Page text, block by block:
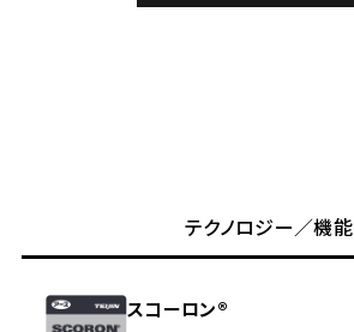
テクノロジー／機能
スコーロン®